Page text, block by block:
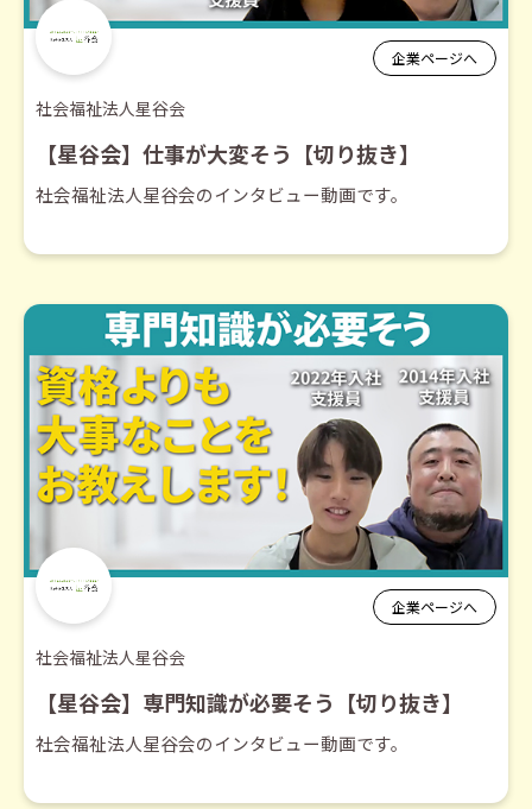
企業ページへ
社会福祉法人星谷会
【星谷会】仕事が大変そう【切り抜き】
社会福祉法人星谷会のインタビュー動画です。
企業ページへ
社会福祉法人星谷会
【星谷会】専門知識が必要そう【切り抜き】
社会福祉法人星谷会のインタビュー動画です。